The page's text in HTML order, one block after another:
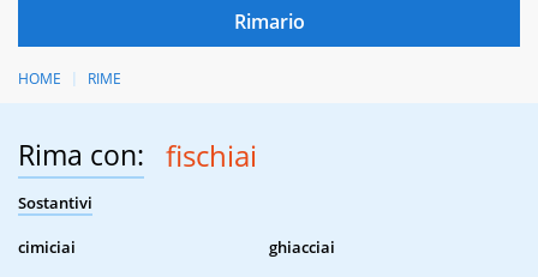
HOME RIME
Rima con: fischiai
Sostantivi
cimiciai
ghiacciai